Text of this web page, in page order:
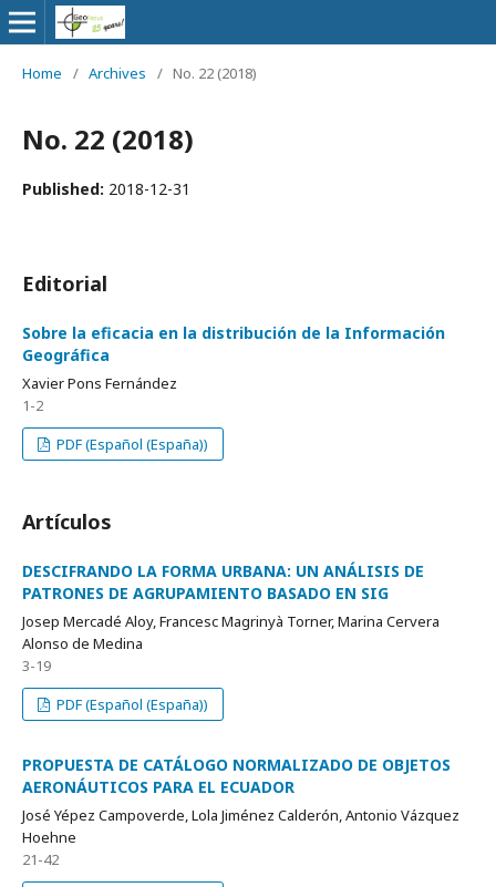
Home / Archives / No. 22 (2018)
No. 22 (2018)
Published: 2018-12-31
Editorial
Sobre la eficacia en la distribución de la Información
Geográfica
Xavier Pons Fernández
1-2
PDF (Español (España))
Artículos
DESCIFRANDO LA FORMA URBANA: UN ANÁLISIS DE
PATRONES DE AGRUPAMIENTO BASADO EN SIG
Josep Mercadé Aloy, Francesc Magrinyà Torner, Marina Cervera
Alonso de Medina
3-19
PDF (Español (España))
PROPUESTA DE CATÁLOGO NORMALIZADO DE OBJETOS
AERONÁUTICOS PARA EL ECUADOR
José Yépez Campoverde, Lola Jiménez Calderón, Antonio Vázquez
Hoehne
21-42